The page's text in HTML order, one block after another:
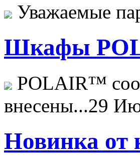
Уважаемые
Шкафы
POLAIR™
внесены...29
Новинка